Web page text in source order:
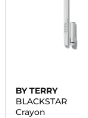
BY TERRY
BLACKSTAR
Crayon